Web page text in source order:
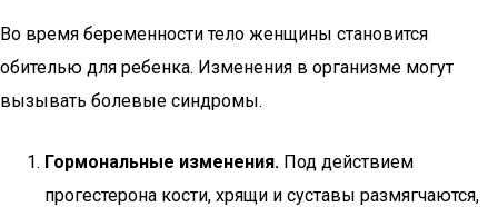
Во время беременности тело женщины становится
обителью для ребенка. Изменения в организме могут
вызывать болевые синдромы.
Гормональные изменения. Под действием
прогестерона кости, хрящи и суставы размягчаются,